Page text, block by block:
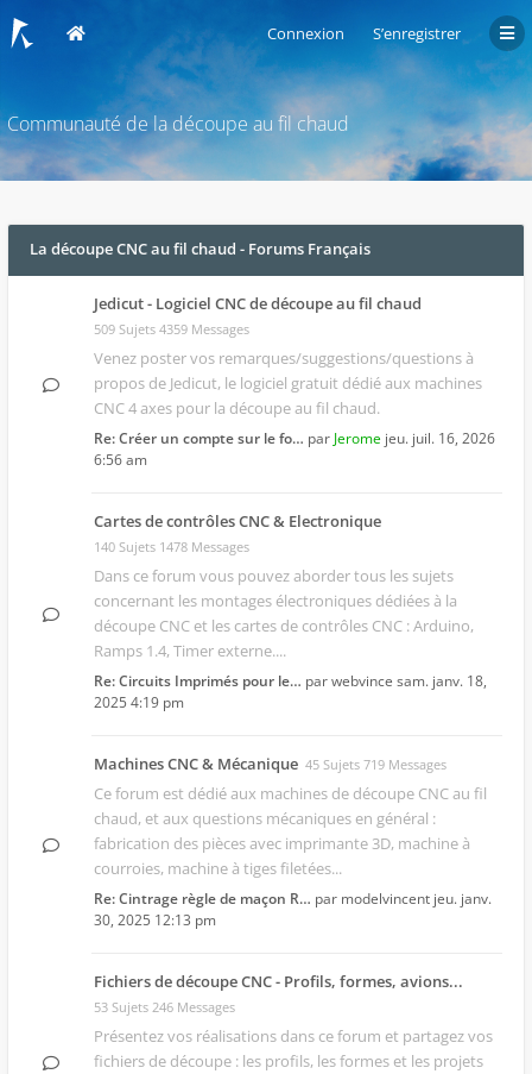
Connexion S’enregistrer
Communauté de la découpe au fil chaud
La découpe CNC au fil chaud - Forums Français
Jedicut - Logiciel CNC de découpe au fil chaud
509 Sujets 4359 Messages
Venez poster vos remarques/suggestions/questions à
propos de Jedicut, le logiciel gratuit dédié aux machines
CNC 4 axes pour la découpe au fil chaud.
Re: Créer un compte sur le fo… par Jerome jeu. juil. 16, 2026
6:56 am
Cartes de contrôles CNC & Electronique
140 Sujets 1478 Messages
Dans ce forum vous pouvez aborder tous les sujets
concernant les montages électroniques dédiées à la
découpe CNC et les cartes de contrôles CNC : Arduino,
Ramps 1.4, Timer externe....
Re: Circuits Imprimés pour le… parwebvince sam. janv. 18,
2025 4:19 pm
Machines CNC & Mécanique 45 Sujets 719 Messages
Ce forum est dédié aux machines de découpe CNC au fil
chaud, et aux questions mécaniques en général :
fabrication des pièces avec imprimante 3D, machine à
courroies, machine à tiges filetées...
Re: Cintrage règle de maçon R… par modelvincent jeu. janv.
30, 2025 12:13 pm
Fichiers de découpe CNC - Profils, formes, avions...
53 Sujets 246 Messages
Présentez vos réalisations dans ce forum et partagez vos
fichiers de découpe : les profils, les formes et les projets